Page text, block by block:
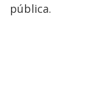
pública.